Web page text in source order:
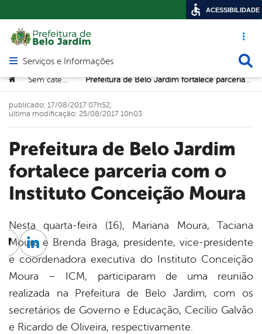
Acesso
Abrir menu principal de navegação
Serviços e Informações
Você está aqui:
> Sem categoria > Prefeitura de Belo Jardim fortalece parceria com o Instituto Conceição Moura
Prefeitura de Belo Jardim
fortalece parceria com o
Instituto Conceição Moura
publicado: 17/08/2017 07h52,
última modificação: 25/08/2017 10h03
Nesta quarta-feira (16), Mariana Moura, Taciana
Moura e Brenda Braga, presidente, vice-presidente
e coordenadora executiva do Instituto Conceição
Moura – ICM, participaram de uma reunião
realizada na Prefeitura de Belo Jardim, com os
secretários de Governo e Educação, Cecílio Galvão
e Ricardo de Oliveira, respectivamente.
Twitter
Linkedin
ACESSIBILIDADE